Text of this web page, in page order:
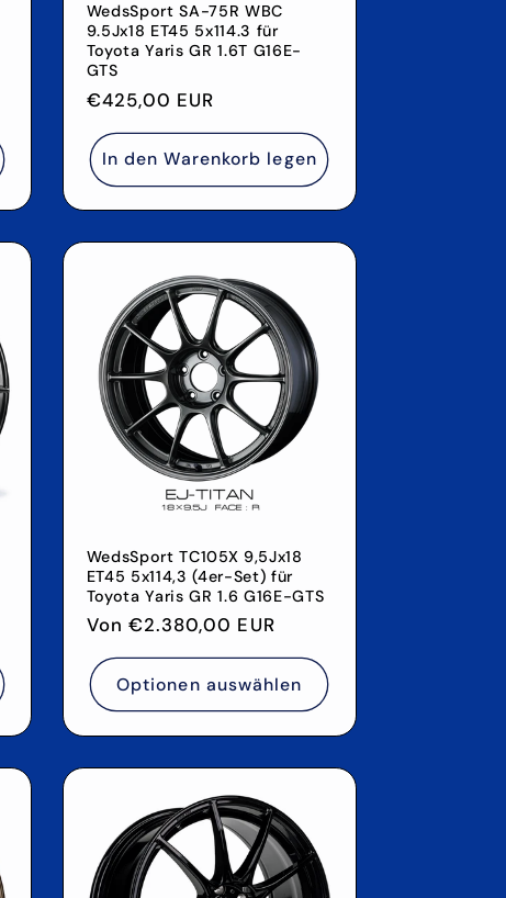
WedsSport SA-75R WBC
9.5Jx18 ET45 5x114.3 für
Toyota Yaris GR 1.6T G16E-
GTS
Normaler
Preis
€425,00 EUR
In den Warenkorb legen
WedsSport TC105X 9,5Jx18
ET45 5x114,3 (4er-Set) für
Toyota Yaris GR 1.6 G16E-GTS
Normaler
Preis
Von €2.380,00 EUR
Optionen auswählen